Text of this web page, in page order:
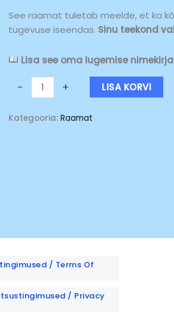
See raamat tuletab meelde, et ka
tugevuse iseendas. Sinu teekond
Lisa see oma lugemise
- + LISA KORVI
Kategooria:Raamat
/ Terms Of
/ Privacy